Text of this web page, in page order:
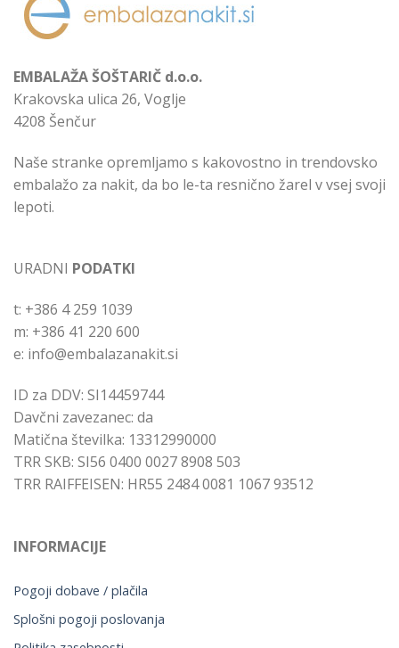
EMBALAŽA ŠOŠTARIČ d.o.o.
Krakovska ulica 26, Voglje
4208 Šenčur
Naše stranke opremljamo s kakovostno in trendovsko
embalažo za nakit, da bo le-ta resnično žarel v vsej svoji
lepoti.
URADNI PODATKI
t: +386 4 259 1039
m: +386 41 220 600
e: info@embalazanakit.si
ID za DDV: SI14459744
Davčni zavezanec: da
Matična številka: 13312990000
TRR SKB: SI56 0400 0027 8908 503
TRR RAIFFEISEN: HR55 2484 0081 1067 93512
INFORMACIJE
Pogoji dobave / plačila
Splošni pogoji poslovanja